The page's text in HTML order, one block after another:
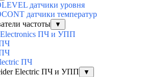
датчики уровня
датчики температур
частоты
▼
ПЧ и УПП
ПЧ
Electric ПЧ и УПП
▼